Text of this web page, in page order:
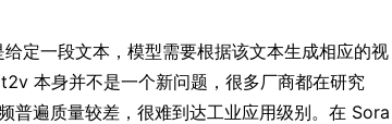
定一段文本，模型需要根据该文本生成相应的视
本身并不是一个新问题，很多厂商都在研究
遍质量较差，很难到达工业应用级别。在 Sora